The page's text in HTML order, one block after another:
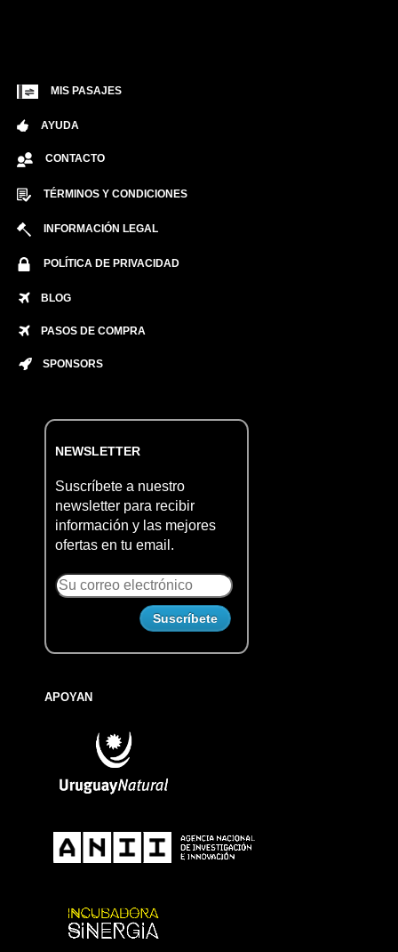
MIS PASAJES
AYUDA
CONTACTO
TÉRMINOS Y CONDICIONES
INFORMACIÓN LEGAL
POLÍTICA DE PRIVACIDAD
BLOG
PASOS DE COMPRA
SPONSORS
NEWSLETTER
Suscríbete a nuestro
newsletter para recibir
información y las mejores
ofertas en tu email.
APOYAN